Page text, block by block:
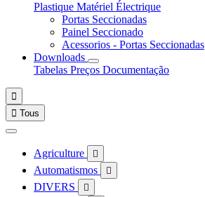
Plastique Matériel Électrique
Portas Seccionadas
Painel Seccionado
Acessorios - Portas Seccionadas
Downloads
Tabelas Preços Documentação

 Tous
Agriculture 
Automatismos 
DIVERS 